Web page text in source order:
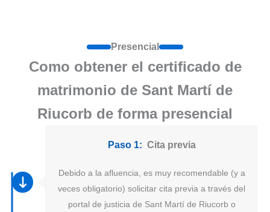
Presencial
Como obtener el certificado de
matrimonio de Sant Martí de
Riucorb de forma presencial
Paso 1: Cita previa
Debido a la afluencia, es muy recomendable (y a
veces obligatorio) solicitar cita previa a través del
portal de justicia de Sant Martí de Riucorb o